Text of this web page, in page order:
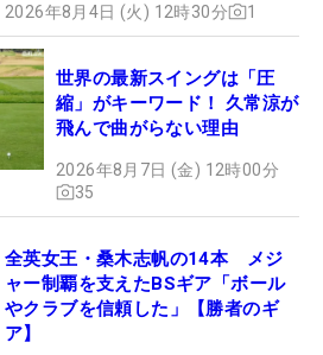
2026年8月4日 (火) 12時30分 1
世界の最新スイングは「圧
縮」がキーワード！ 久常涼が
飛んで曲がらない理由
2026年8月7日 (金) 12時00分
35
全英女王・桑木志帆の14本 メジ
ャー制覇を支えたBSギア「ボール
やクラブを信頼した」【勝者のギ
ア】